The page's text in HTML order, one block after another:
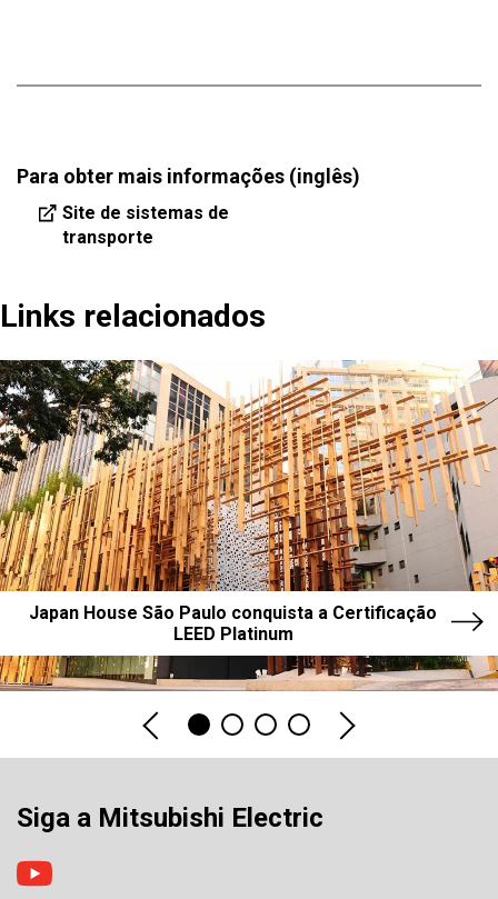
Para obter mais informações (inglês)
Site de sistemas de
transporte
Links relacionados
Japan House São Paulo conquista a Certificação
LEED Platinum
Siga a Mitsubishi Electric